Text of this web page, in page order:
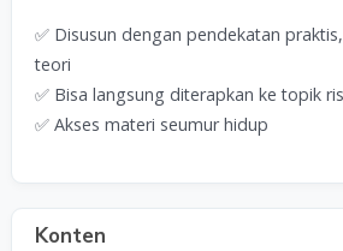
✅ Disusun dengan pendekatan
teori
✅ Bisa langsung diterapkan ke topik
✅ Akses materi seumur hidup
Konten